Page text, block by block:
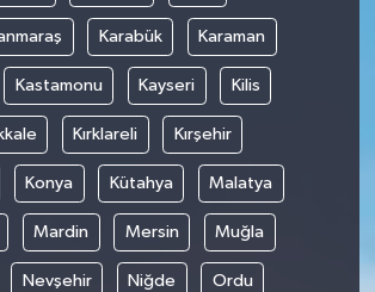
Karabük Karaman
Kastamonu Kayseri Kilis
Kırklareli Kırşehir
Konya Kütahya Malatya
Mardin Mersin Muğla
Nevşehir Niğde Ordu